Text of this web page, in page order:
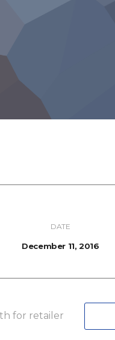
DATE
December 11, 2016
for retailer